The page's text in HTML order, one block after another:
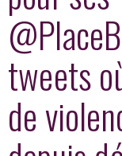
tweets
de